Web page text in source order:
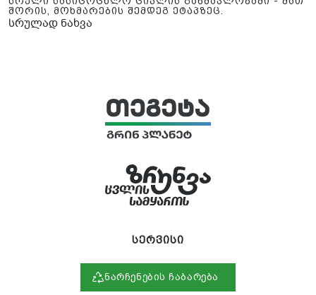
შორის, მოხმარების შემდეგ ეტაპზეც.
სრულად ნახვა
სერვისი
ნარჩენების ჩაბარება